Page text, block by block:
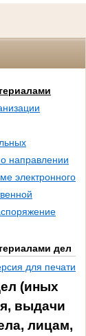
направлении
электронного
дел
для печати
(иных
выдачи
лицам,